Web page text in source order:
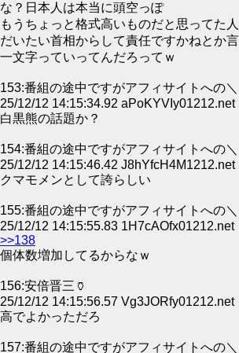
な？日本人は本当に頭空っぽ
もうちょっと格式高いものだと思ってた
だいたい首相からして責任ですかねとか
一文字っていってんだろってｗ
153:番組の途中ですがアフィサイトへの
25/12/12 14:15:34.92 aPoKYVIy01212.net
白黒熊の話題か？
154:番組の途中ですがアフィサイトへの
25/12/12 14:15:46.42 J8hYfcH4M1212.net
クマモメンとして誇らしい
155:番組の途中ですがアフィサイトへの
25/12/12 14:15:55.83 1H7cAOfx01212.net
>>138
個体数増加してるからなｗ
156:安倍晋三🏺
25/12/12 14:15:56.57 Vg3JORfy01212.net
高でよかっただろ
157:番組の途中ですがアフィサイトへの